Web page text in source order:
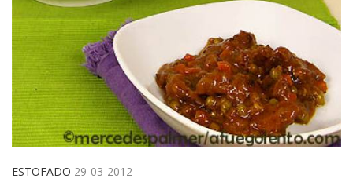
ESTOFADO 29-03-2012